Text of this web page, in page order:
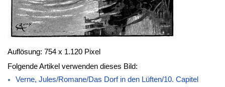
Auflösung: 754 x 1.120 Pixel
Folgende Artikel verwenden dieses Bild:
Verne, Jules/Romane/Das Dorf in den Lüften/10. Capitel